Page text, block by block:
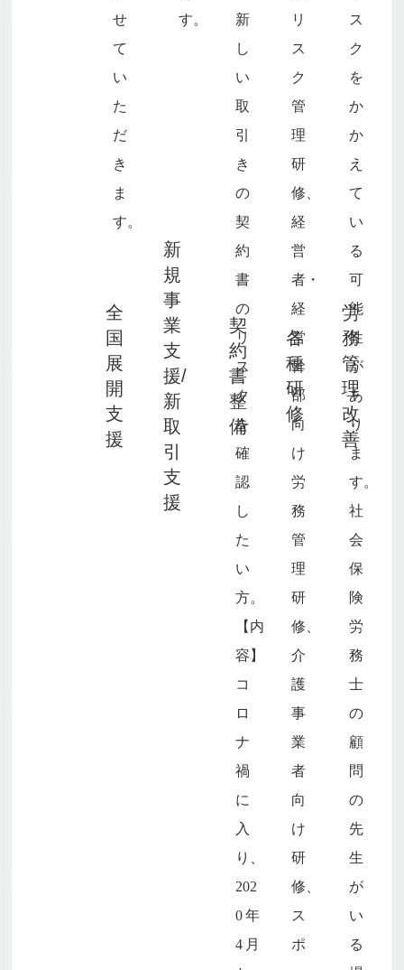
全
国
展
開
支
援
せ
て
い
た
だ
き
ま
す。
新
規
事
業
支
援/
新
取
引
支
援
す。
契
約
書
整
備
新
し
い
取
引
き
の
契
約
書
の
リ
ス
ク
を
確
認
し
た
い
方。
【内
容】
コ
ロ
ナ
禍
に
入
り、
202
0年
4月
各
種
研
修
リ
ス
ク
管
理
研
修、
経
営
者・
経
営
幹
部
向
け
労
務
管
理
研
修、
介
護
事
業
者
向
け
研
修、
ス
ポ
労
務
管
理
改
善
ス
ク
を
か
か
え
て
い
る
可
能
性
が
あ
り
ま
す。
社
会
保
険
労
務
士
の
顧
問
の
先
生
が
い
る